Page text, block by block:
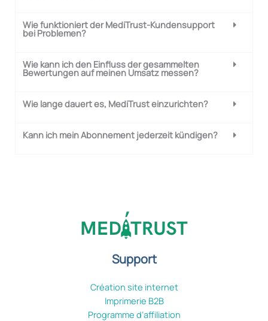
Wie funktioniert der MediTrust-Kundensupport
bei Problemen?
Wie kann ich den Einfluss der gesammelten
Bewertungen auf meinen Umsatz messen?
Wie lange dauert es, MediTrust einzurichten?
Kann ich mein Abonnement jederzeit kündigen?
Support
Création site internet
Imprimerie B2B
Programme d’affiliation